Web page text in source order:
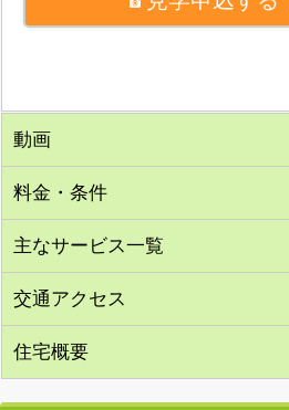
動画
料金・条件
主なサービス一覧
交通アクセス
住宅概要